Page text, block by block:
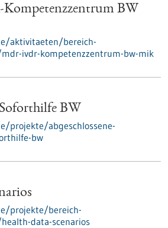
BW
aktivitaeten/bereich-
ivdr-kompetenzzentrum-bw-mik
BW
projekte/abgeschlossene-
bw
projekte/bereich-
data-scenarios